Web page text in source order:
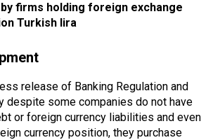
firms holding foreign exchange
Turkish lira
release of Banking Regulation and
despite some companies do not have
or foreign currency liabilities and even
currency position, they purchase